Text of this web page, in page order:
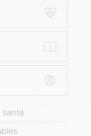
santé